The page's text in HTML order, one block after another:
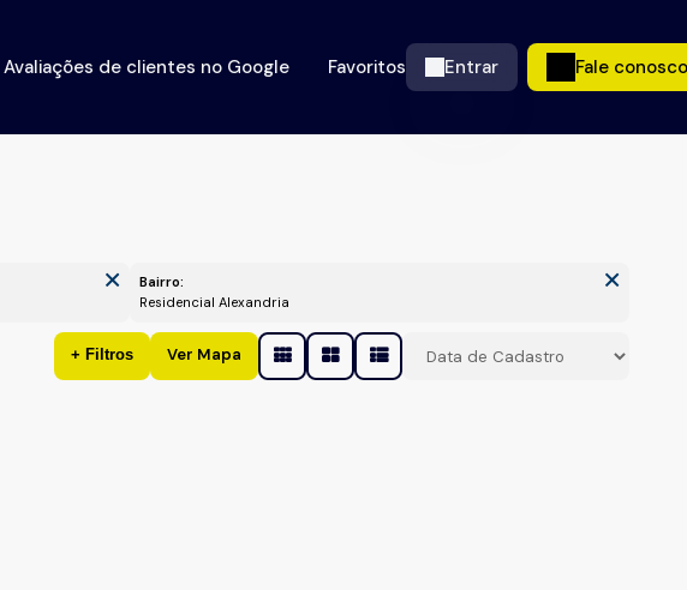
Fale conosco
Entrar
Favoritos
Avaliações de clientes no Google
Bairro:
Residencial Alexandria
Ver Mapa